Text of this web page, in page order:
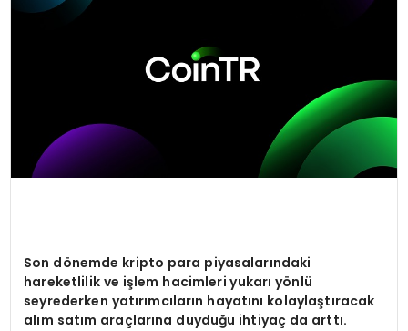
SPOR
Son dönemde kripto para piyasalarındaki
hareketlilik ve işlem hacimleri yukarı yönlü
seyrederken yatırımcıların hayatını kolaylaştıracak
alım satım araçlarına duyduğu ihtiyaç da arttı.